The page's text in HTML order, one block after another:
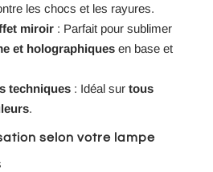
les chocs et les rayures.
miroir: Parfait pour sublimer
et holographiquesen base et
techniques: Idéal sur tous
.
selon votre lampe